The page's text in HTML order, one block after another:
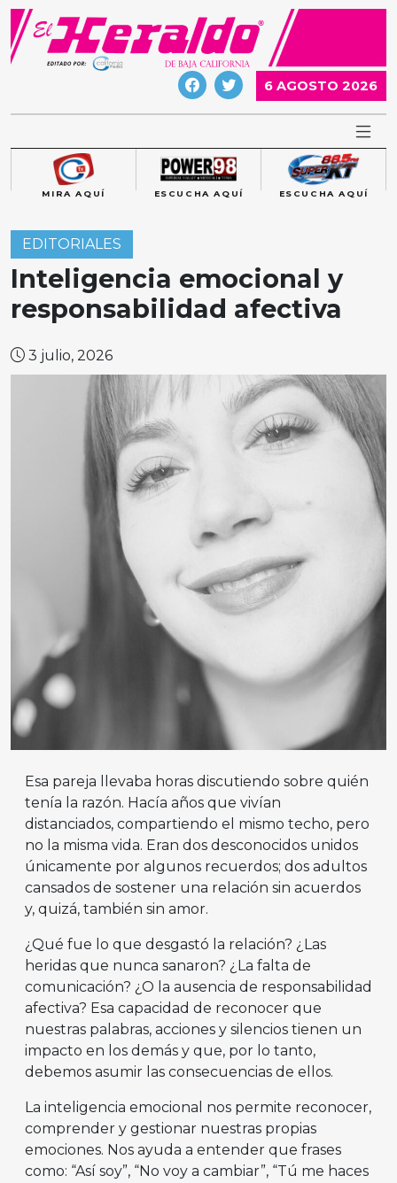
Skip
content
6 AGOSTO 2026
MIRA AQUÍ ESCUCHA AQUÍ ESCUCHA AQUÍ
EDITORIALES
Inteligencia emocional y
responsabilidad afectiva
3 julio, 2026
Esa pareja llevaba horas discutiendo sobre quién
tenía la razón. Hacía años que vivían
distanciados, compartiendo el mismo techo, pero
no la misma vida. Eran dos desconocidos unidos
únicamente por algunos recuerdos; dos adultos
cansados de sostener una relación sin acuerdos
y, quizá, también sin amor.
¿Qué fue lo que desgastó la relación? ¿Las
heridas que nunca sanaron? ¿La falta de
comunicación? ¿O la ausencia de responsabilidad
afectiva? Esa capacidad de reconocer que
nuestras palabras, acciones y silencios tienen un
impacto en los demás y que, por lo tanto,
debemos asumir las consecuencias de ellos.
La inteligencia emocional nos permite reconocer,
comprender y gestionar nuestras propias
emociones. Nos ayuda a entender que frases
como: “Así soy”, “No voy a cambiar”, “Tú me haces